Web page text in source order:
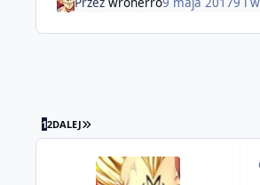
12DALEJ OSTATNIA STRONA